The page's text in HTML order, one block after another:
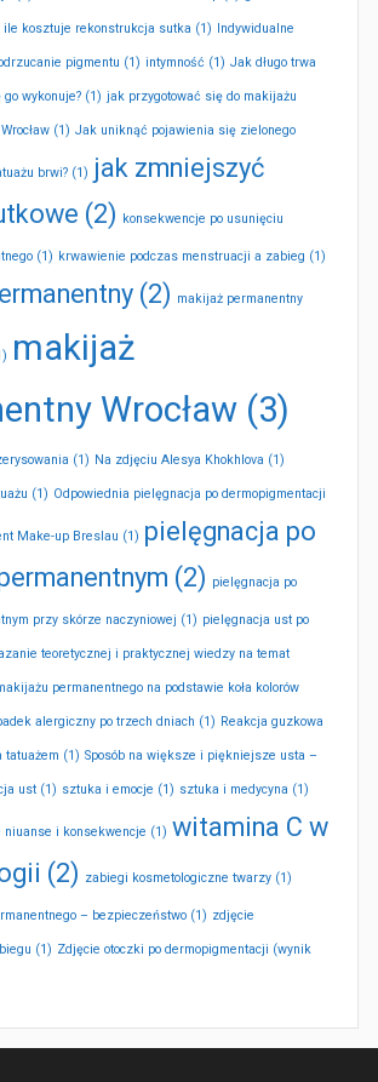
ile kosztuje rekonstrukcja sutka (1) Indywidualne
pigmentu (1) intymność (1) Jak długo trwa
wykonuje? (1) jak przygotować się do makijażu
(1) Jak uniknąć pojawienia się zielonego
brwi? (1) jak zmniejszyć
(2) konsekwencje po usunięciu
(1) krwawienie podczas menstruacji a zabieg (1)
(2) makijaż permanentny
makijaż
Wrocław (3)
(1) Na zdjęciu Alesya Khokhlova (1)
(1) Odpowiednia pielęgnacja po dermopigmentacji
Make-up Breslau (1) pielęgnacja po
(2) pielęgnacja po
przy skórze naczyniowej (1) pielęgnacja ust po
teoretycznej i praktycznej wiedzy na temat
permanentnego na podstawie koła kolorów
alergiczny po trzech dniach (1) Reakcja guzkowa
tatuażem (1) Sposób na większe i piękniejsze usta –
ust (1) sztuka i emocje (1) sztuka i medycyna (1)
niuanse i konsekwencje (1) witamina C w
(2) zabiegi kosmetologiczne twarzy (1)
– bezpieczeństwo (1) zdjęcie
(1) Zdjęcie otoczki po dermopigmentacji (wynik